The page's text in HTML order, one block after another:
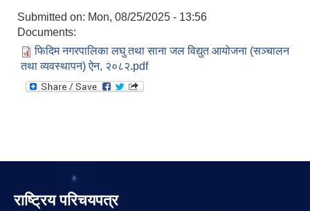
Submitted on: Mon, 08/25/2025 - 13:56
Documents:
फिदिम नगरपालिका लघु तथा साना जल विद्युत आयोजना (सञ्चालन
तथा व्यवस्थापन) ऐन, २०८२.pdf
राष्ट्रिय परिचयपत्र